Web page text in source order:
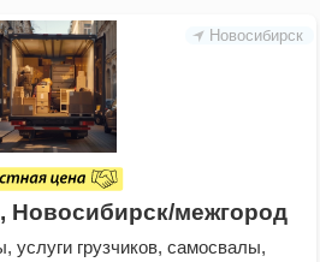
Новосибирск
Новосибирск/межгород
услуги грузчиков, самосвалы,